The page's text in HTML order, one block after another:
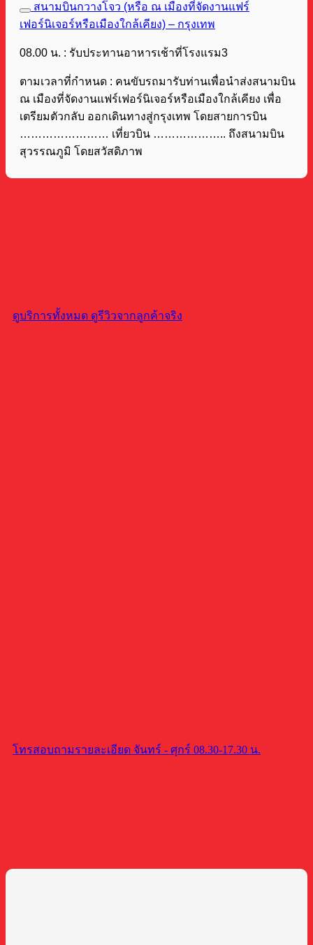
สนามบินกวางโจว (หรือ ณ เมืองที่จัดงานแฟร์
เฟอร์นิเจอร์หรือเมืองใกล้เคียง) – กรุงเทพ
08.00 น. : รับประทานอาหารเช้าที่โรงแรม3
ตามเวลาที่กำหนด : คนขับรถมารับท่านเพื่อนำส่งสนามบิน
ณ เมืองที่จัดงานแฟร์เฟอร์นิเจอร์หรือเมืองใกล้เคียง เพื่อ
เตรียมตัวกลับ ออกเดินทางสู่กรุงเทพ โดยสายการบิน
…………………… เที่ยวบิน ……………….. ถึงสนามบิน
สุวรรณภูมิ โดยสวัสดิภาพ
ดูบริการทั้งหมด ดูรีวิวจากลูกค้าจริง
โทรสอบถามรายละเอียด จันทร์ - ศุกร์ 08.30-17.30 น.